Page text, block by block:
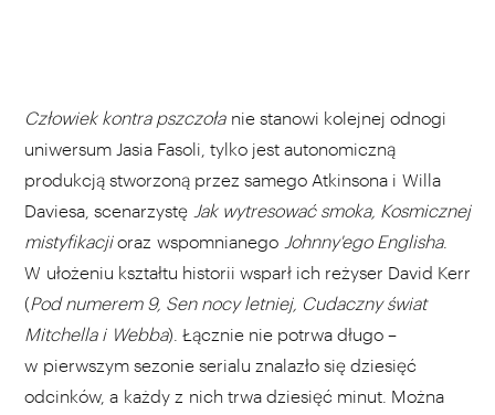
Człowiek kontra pszczoła nie stanowi kolejnej odnogi
uniwersum Jasia Fasoli, tylko jest autonomiczną
produkcją stworzoną przez samego Atkinsona i Willa
Daviesa, scenarzystę Jak wytresować smoka, Kosmicznej
mistyfikacjioraz wspomnianego Johnny'ego Englisha.
W ułożeniu kształtu historii wsparł ich reżyser David Kerr
(Pod numerem 9, Sen nocy letniej, Cudaczny świat
Mitchella i Webba). Łącznie nie potrwa długo –
w pierwszym sezonie serialu znalazło się dziesięć
odcinków, a każdy z nich trwa dziesięć minut. Można